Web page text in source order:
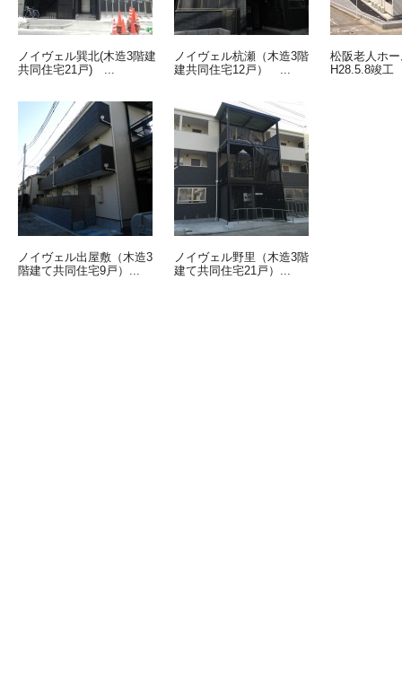
ノイヴェル巽北(木造3階建
共同住宅21戸) ...
ノイヴェル杭瀬（木造3階
建共同住宅12戸） ...
松阪老人ホ
H28.5.8竣工
ノイヴェル出屋敷（木造3
階建て共同住宅9戸）...
ノイヴェル野里（木造3階
建て共同住宅21戸）...